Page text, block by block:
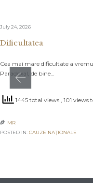
July 24, 2026
Dificultatea
Cea mai mare dificultate a
Paradoxal, de bine…
1445 total views , 101 views
 MR
POSTED IN: CAUZE NAŢIONALE